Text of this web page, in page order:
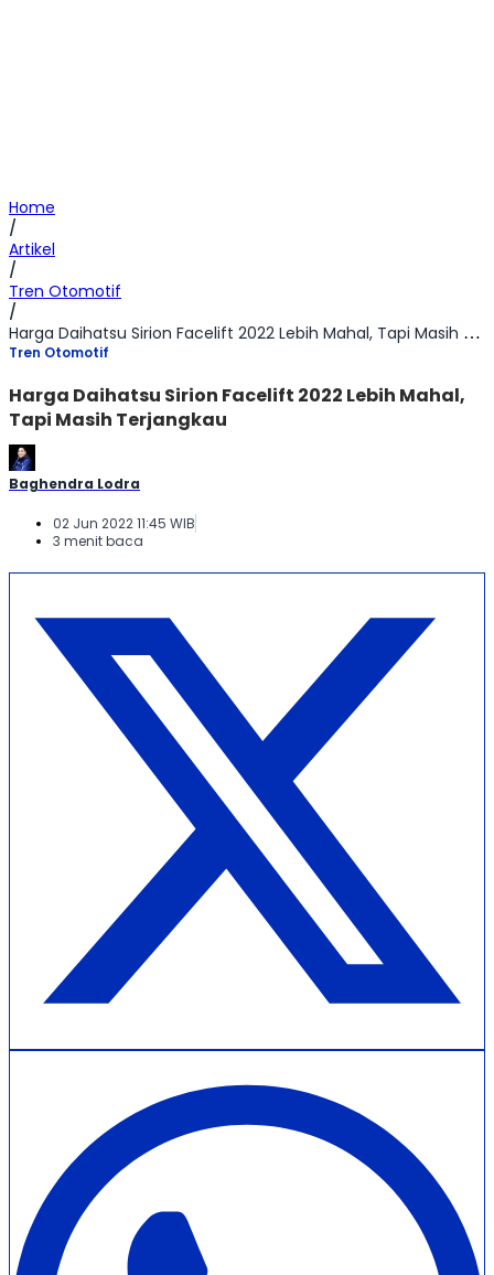
Home
/
Artikel
/
Tren Otomotif
/
Harga Daihatsu Sirion Facelift 2022 Lebih Mahal, Tapi Masih Terjangkau
Tren Otomotif
Harga Daihatsu Sirion Facelift 2022 Lebih Mahal,
Tapi Masih Terjangkau
Baghendra Lodra
02 Jun 2022 11:45 WIB
3 menit baca